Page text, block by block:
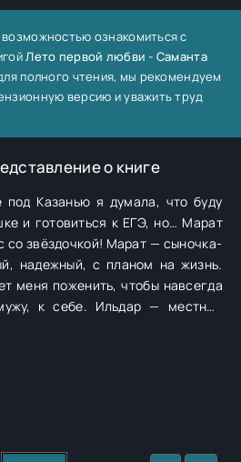
ознакомиться с
Лето первой любви - Саманта
полного чтения, мы рекомендуем
версию и уважить труд
о книге
Казанью я думала, что буду
готовиться к ЕГЭ, но… Марат
надежный, с планом на жизнь.
меня поженить, чтобы навсегда
Ильдар — местный
с гитарой за спиной и
знает все тайные тропы в лесу
небо на рассвете. Тот,
не только между двумя